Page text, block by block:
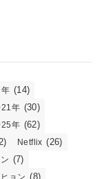
(14)
年 (30)
年 (62)
Netflix (26)
(7)
ョン (8)